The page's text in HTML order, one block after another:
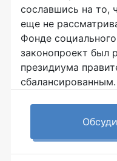
сославшись на то,
еще не
Фонде
законопроект был
президиума
сбалансированным.